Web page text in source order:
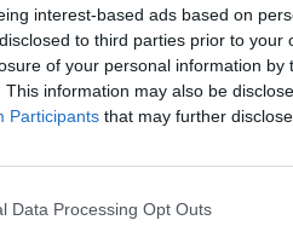
interest-based ads based on
to third parties prior to
of your personal information by
This information may also be
Participants that may further
Data Processing Opt Outs
Továbbra is
nyilvánított